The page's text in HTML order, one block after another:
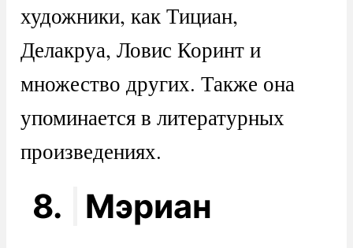
художники, как Тициан,
Делакруа, Ловис Коринт и
множество других. Также она
упоминается в литературных
произведениях.
8. Мэриан